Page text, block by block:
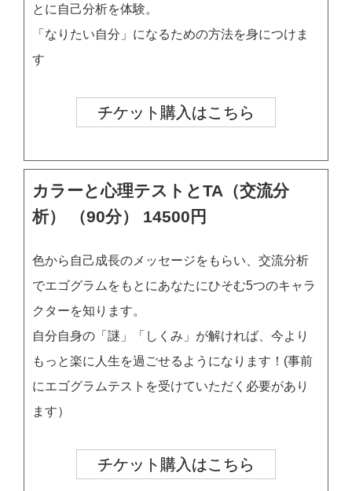
とに自己分析を体験。
「なりたい自分」になるための方法を身につけま
す
チケット購入はこちら
カラーと心理テストとTA（交流分
析） （90分） 14500円
色から自己成長のメッセージをもらい、交流分析
でエゴグラムをもとにあなたにひそむ5つのキャラ
クターを知ります。
自分自身の「謎」「しくみ」が解ければ、今より
もっと楽に人生を過ごせるようになります！(事前
にエゴグラムテストを受けていただく必要があり
ます）
チケット購入はこちら